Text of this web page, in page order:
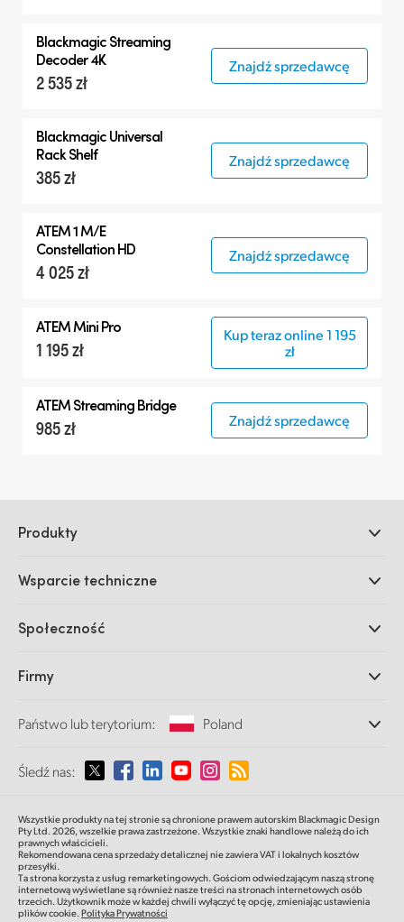
BlackmagicStreaming
Decoder 4K
2 535 zł
Znajdź sprzedawcę
Blackmagic Universal
Rack Shelf
385 zł
Znajdź sprzedawcę
ATEM 1 M/E
Constellation HD
4 025 zł
Znajdź sprzedawcę
ATEM Mini Pro
1 195 zł
Kup teraz online 1 195
zł
ATEM Streaming Bridge
985 zł Znajdź sprzedawcę
Produkty
DaVinci Resolve i oprogramowanie Fusion
Ultimatte
Przechwytywanie i odtwarzanie
Konwersja standardów
Monitorowanie
Pamięć sieciowa
Routing i dystrybucja
Transmisja i kodowanie
Wsparcie techniczne
Centrum wsparcia technicznego
Społeczność
Firmy
O nas
Multimedia
Państwo lub terytorium: Poland
Proszę wybrać państwo lub terytorium
Australia
Austria
Śledź nas:
Wszystkie produkty na tej stronie są chronione prawem autorskim Blackmagic Design
Pty Ltd. 2026, wszelkie prawa zastrzeżone. Wszystkie znaki handlowe należą do ich
prawnych właścicieli.
Rekomendowana cena sprzedaży detalicznej nie zawiera VAT i lokalnych kosztów
przesyłki.
Ta strona korzysta z usług remarketingowych. Gościom odwiedzającym naszą stronę
internetową wyświetlane są również nasze treści na stronach internetowych osób
trzecich. Użytkownik może w każdej chwili wyłączyć tę opcję, zmieniając ustawienia
plików cookie. Polityka Prywatności